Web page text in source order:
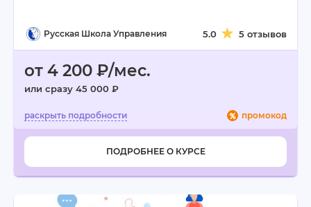
Русская Школа Управления 5.0 5 отзывов
от 4 200 ₽/мес.
или сразу 45 000 ₽
промокод
ПОДРОБНЕЕ О КУРСЕ